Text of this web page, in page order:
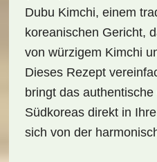
Dubu Kimchi, einem
koreanischen Gericht,
von würzigem Kimchi
Dieses Rezept
bringt das
Südkoreas direkt in
sich von der